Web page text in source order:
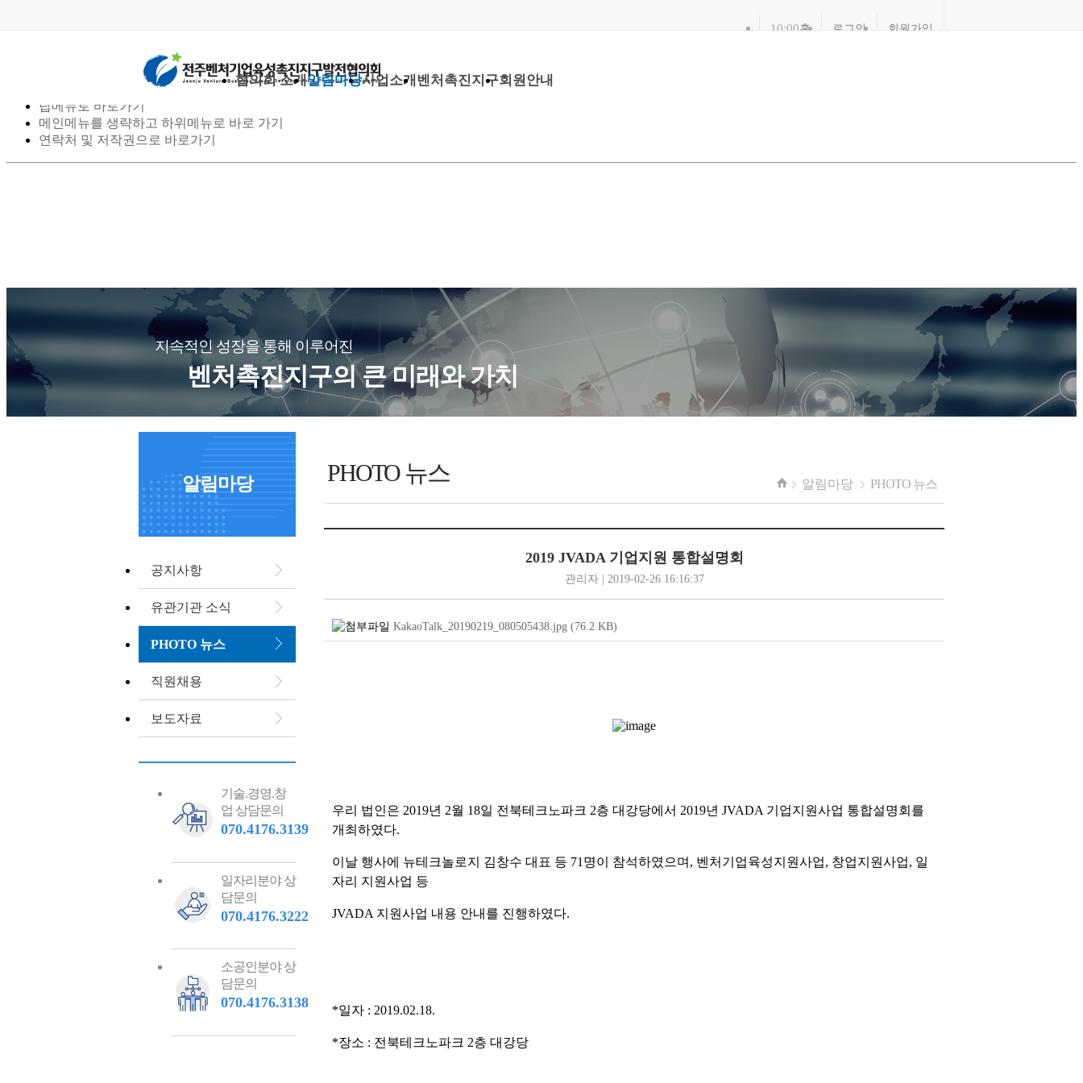
탑메뉴로 바로가기
메인메뉴를 생략하고 하위메뉴로 바로 가기
연락처 및 저작권으로 바로가기
10:00홈 로그인 회원가입
협의회 소개알림마당사업소개 벤처촉진지구회원안내
지속적인 성장을 통해 이루어진
벤처촉진지구의 큰 미래와 가치
알림마당
공지사항
유관기관 소식
PHOTO 뉴스
직원채용
보도자료
기술.경영.창
업 상담문의
070.4176.3139
일자리분야 상
담문의
070.4176.3222
소공인분야 상
담문의
070.4176.3138
알림마당 PHOTO 뉴스
PHOTO 뉴스
2019 JVADA 기업지원 통합설명회
관리자 | 2019-02-26 16:16:37
KakaoTalk_20190219_080505438.jpg (76.2 KB)
우리 법인은 2019년 2월 18일 전북테크노파크 2층 대강당에서 2019년 JVADA 기업지원사업 통합설명회를
개최하였다.
이날 행사에 뉴테크놀로지 김창수 대표 등 71명이 참석하였으며, 벤처기업육성지원사업, 창업지원사업, 일
자리 지원사업 등
JVADA 지원사업 내용 안내를 진행하였다.
*일자 : 2019.02.18.
*장소 : 전북테크노파크 2층 대강당